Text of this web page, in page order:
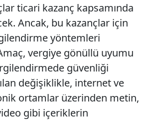
ticari kazanç kapsamında
Ancak, bu kazançlar için
yöntemleri
vergiye gönüllü uyumu
güvenliği
değişiklikle, internet ve
ortamlar üzerinden metin,
gibi içeriklerin